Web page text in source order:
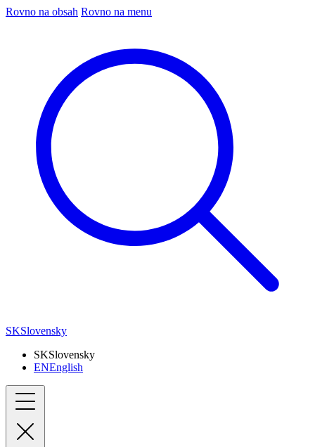
Rovno na obsah Rovno na menu
SKSlovensky
SKSlovensky
ENEnglish